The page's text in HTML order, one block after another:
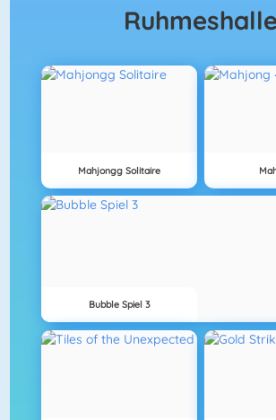
Mahjongg Solitaire
Bubble Spiel 3